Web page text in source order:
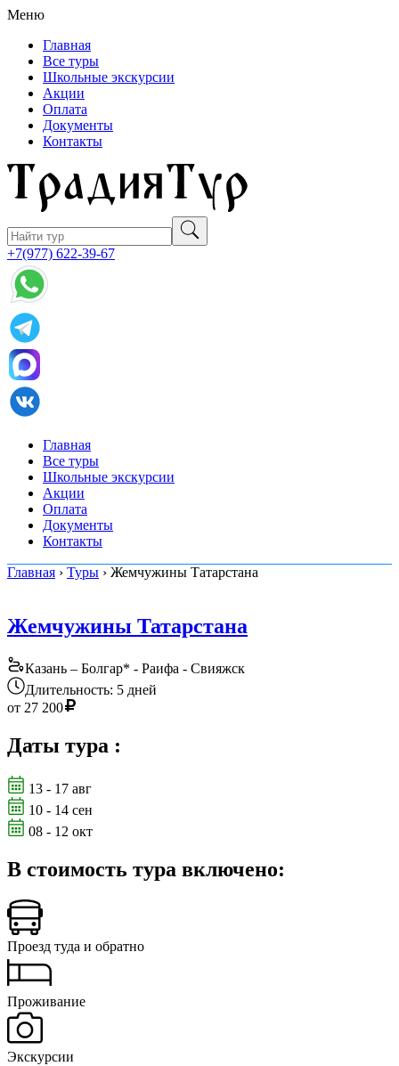
Меню
Главная
Все туры
Школьные экскурсии
Акции
Оплата
Документы
Контакты
+7(977) 622-39-67
Главная
Все туры
Школьные экскурсии
Акции
Оплата
Документы
Контакты
Главная › Туры › Жемчужины Татарстана
Жемчужины Татарстана
Казань – Болгар* - Раифа - Свияжск
Длительность: 5 дней
от 27 200
Даты тура :
13 - 17 авг
10 - 14 сен
08 - 12 окт
В стоимость тура включено:
Проезд туда и обратно
Проживание
Экскурсии